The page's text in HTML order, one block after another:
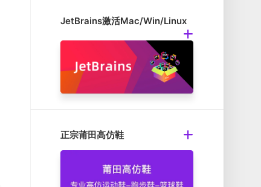
JetBrains激活Mac/Win/Linux
正宗莆田高仿鞋